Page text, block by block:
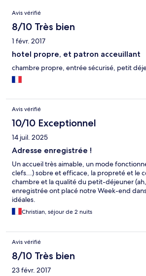
Avis
Avis vérifié
8/10 Très bien
1 févr. 2017
hotel propre, et patron acceuillant
chambre propre, entrée sécurisé, petit
Avis vérifié
10/10 Exceptionnel
14 juil. 2025
Adresse enregistrée !
Un accueil très aimable, un mode
clefs...) sobre et efficace, la propreté et le
chambre et la qualité du petit-déjeuner
enregistrée ont placé notre Week-end
idéales.
Christian, séjour de 2 nuits
Avis vérifié
8/10 Très bien
23 févr. 2017